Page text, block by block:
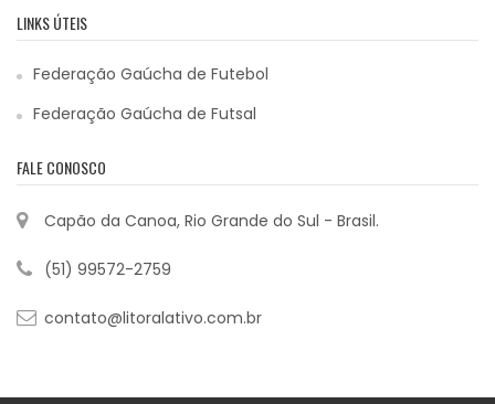
LINKS ÚTEIS
Federação Gaúcha de Futebol
Federação Gaúcha de Futsal
FALE CONOSCO
Capão da Canoa, Rio Grande do Sul - Brasil.
(51) 99572-2759
contato@litoralativo.com.br